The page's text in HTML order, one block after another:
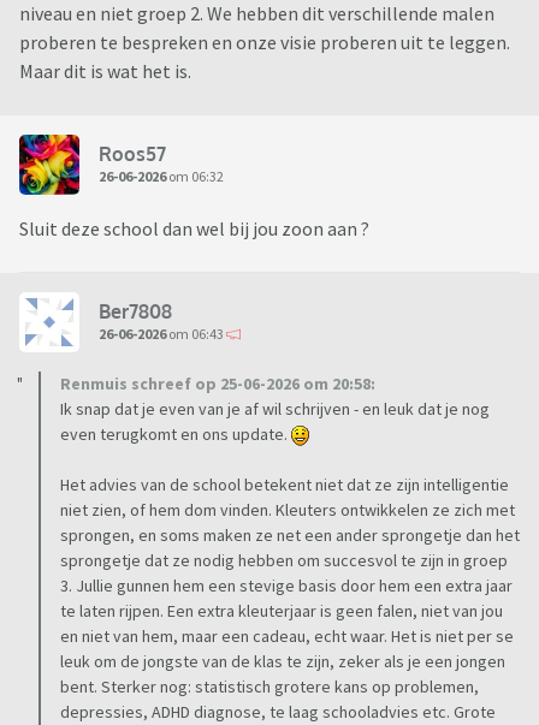
niveau en niet groep 2. We hebben dit verschillende malen
proberen te bespreken en onze visie proberen uit te leggen.
Maar dit is wat het is.
Roos57
26-06-2026om 06:32
Sluit deze school dan wel bij jou zoon aan ?
Ber7808
26-06-2026om 06:43
Renmuis schreef op 25-06-2026 om 20:58:
Ik snap dat je even van je af wil schrijven - en leuk dat je nog
even terugkomt en ons update.
Het advies van de school betekent niet dat ze zijn intelligentie
niet zien, of hem dom vinden. Kleuters ontwikkelen ze zich met
sprongen, en soms maken ze net een ander sprongetje dan het
sprongetje dat ze nodig hebben om succesvol te zijn in groep
3. Jullie gunnen hem een stevige basis door hem een extra jaar
te laten rijpen. Een extra kleuterjaar is geen falen, niet van jou
en niet van hem, maar een cadeau, echt waar. Het is niet per se
leuk om de jongste van de klas te zijn, zeker als je een jongen
bent. Sterker nog: statistisch grotere kans op problemen,
depressies, ADHD diagnose, te laag schooladvies etc. Grote